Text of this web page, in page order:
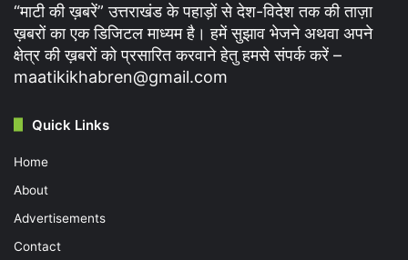
“माटी की ख़बरें” उत्तराखंड के पहाड़ों से देश-विदेश तक की ताज़ा
ख़बरों का एक डिजिटल माध्यम है। हमें सुझाव भेजने अथवा अपने
क्षेत्र की ख़बरों को प्रसारित करवाने हेतु हमसे संपर्क करें –
maatikikhabren@gmail.com
Quick Links
Home
About
Advertisements
Contact